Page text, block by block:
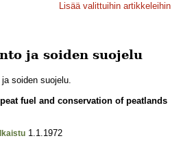
Lisää valittuihin artikkeleihin
ja soiden suojelu
soiden suojelu.
fuel and conservation of peatlands
1.1.1972